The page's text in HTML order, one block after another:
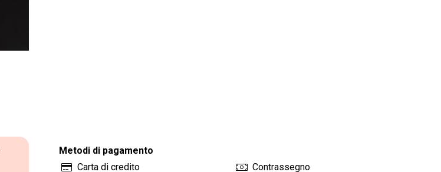
Metodi di pagamento
Carta di credito
Contrassegno